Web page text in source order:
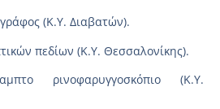
(Κ.Υ. Διαβατών).
πεδίων (Κ.Υ. Θεσσαλονίκης).
ρινοφαρυγγοσκόπιο (Κ.Υ.